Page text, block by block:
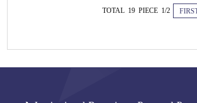
TOTAL 19 PIECE 1/2